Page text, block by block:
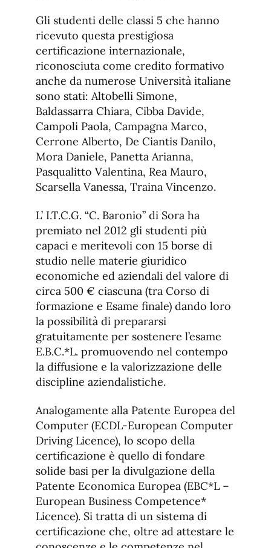
Gli studenti delle classi 5 che hanno
ricevuto questa prestigiosa
certificazione internazionale,
riconosciuta come credito formativo
anche da numerose Università italiane
sono stati: Altobelli Simone,
Baldassarra Chiara, Cibba Davide,
Campoli Paola, Campagna Marco,
Cerrone Alberto, De Ciantis Danilo,
Mora Daniele, Panetta Arianna,
Pasqualitto Valentina, Rea Mauro,
Scarsella Vanessa, Traina Vincenzo.
L’ I.T.C.G. “C. Baronio” di Sora ha
premiato nel 2012 gli studenti più
capaci e meritevoli con 15 borse di
studio nelle materie giuridico
economiche ed aziendali del valore di
circa 500 € ciascuna (tra Corso di
formazione e Esame finale) dando loro
la possibilità di prepararsi
gratuitamente per sostenere l’esame
E.B.C.*L. promuovendo nel contempo
la diffusione e la valorizzazione delle
discipline aziendalistiche.
Analogamente alla Patente Europea del
Computer (ECDL-European Computer
Driving Licence), lo scopo della
certificazione è quello di fondare
solide basi per la divulgazione della
Patente Economica Europea (EBC*L –
European Business Competence*
Licence). Si tratta di un sistema di
certificazione che, oltre ad attestare le